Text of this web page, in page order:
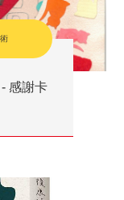
感謝卡